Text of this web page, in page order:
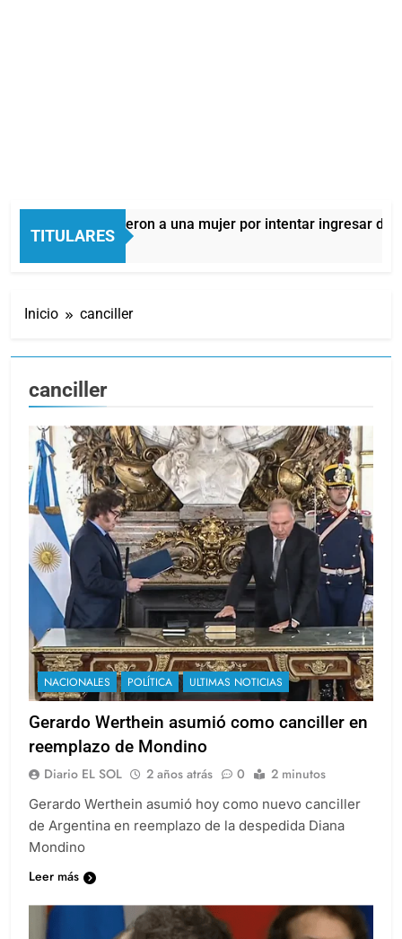
TITULARES
detuvieron a una mujer por intentar ingresar droga
Horas Atrás
Inicio canciller
canciller
NACIONALES POLÍTICA ULTIMAS NOTICIAS
Gerardo Werthein asumió como canciller en
reemplazo de Mondino
Diario EL SOL 2 años atrás 0 2 minutos
Gerardo Werthein asumió hoy como nuevo canciller
de Argentina en reemplazo de la despedida Diana
Mondino
Leer más